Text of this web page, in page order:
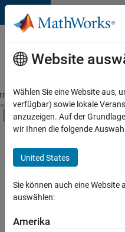
Weiter zum Inhalt
Karriere
bei
MathWorks
– Übersicht Stellensuche
Umschaltung für
Hauptinhalt
Customer Support
Education Sales
Sales Operations
Marketing Services
Finance and Operations
+6
Derzeit
Website
Wählen Sie eine Website aus,
verfügbar) sowie lokale
anzuzeigen. Auf der
wir Ihnen die folgende
United States
Sie können auch eine Website
auswählen:
Amerika